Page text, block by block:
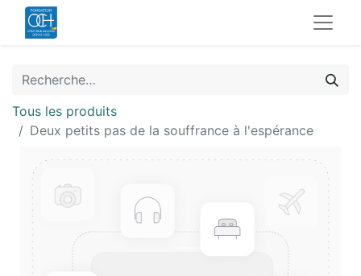
Tous les produits
Deux petits pas de la souffrance à l'espérance